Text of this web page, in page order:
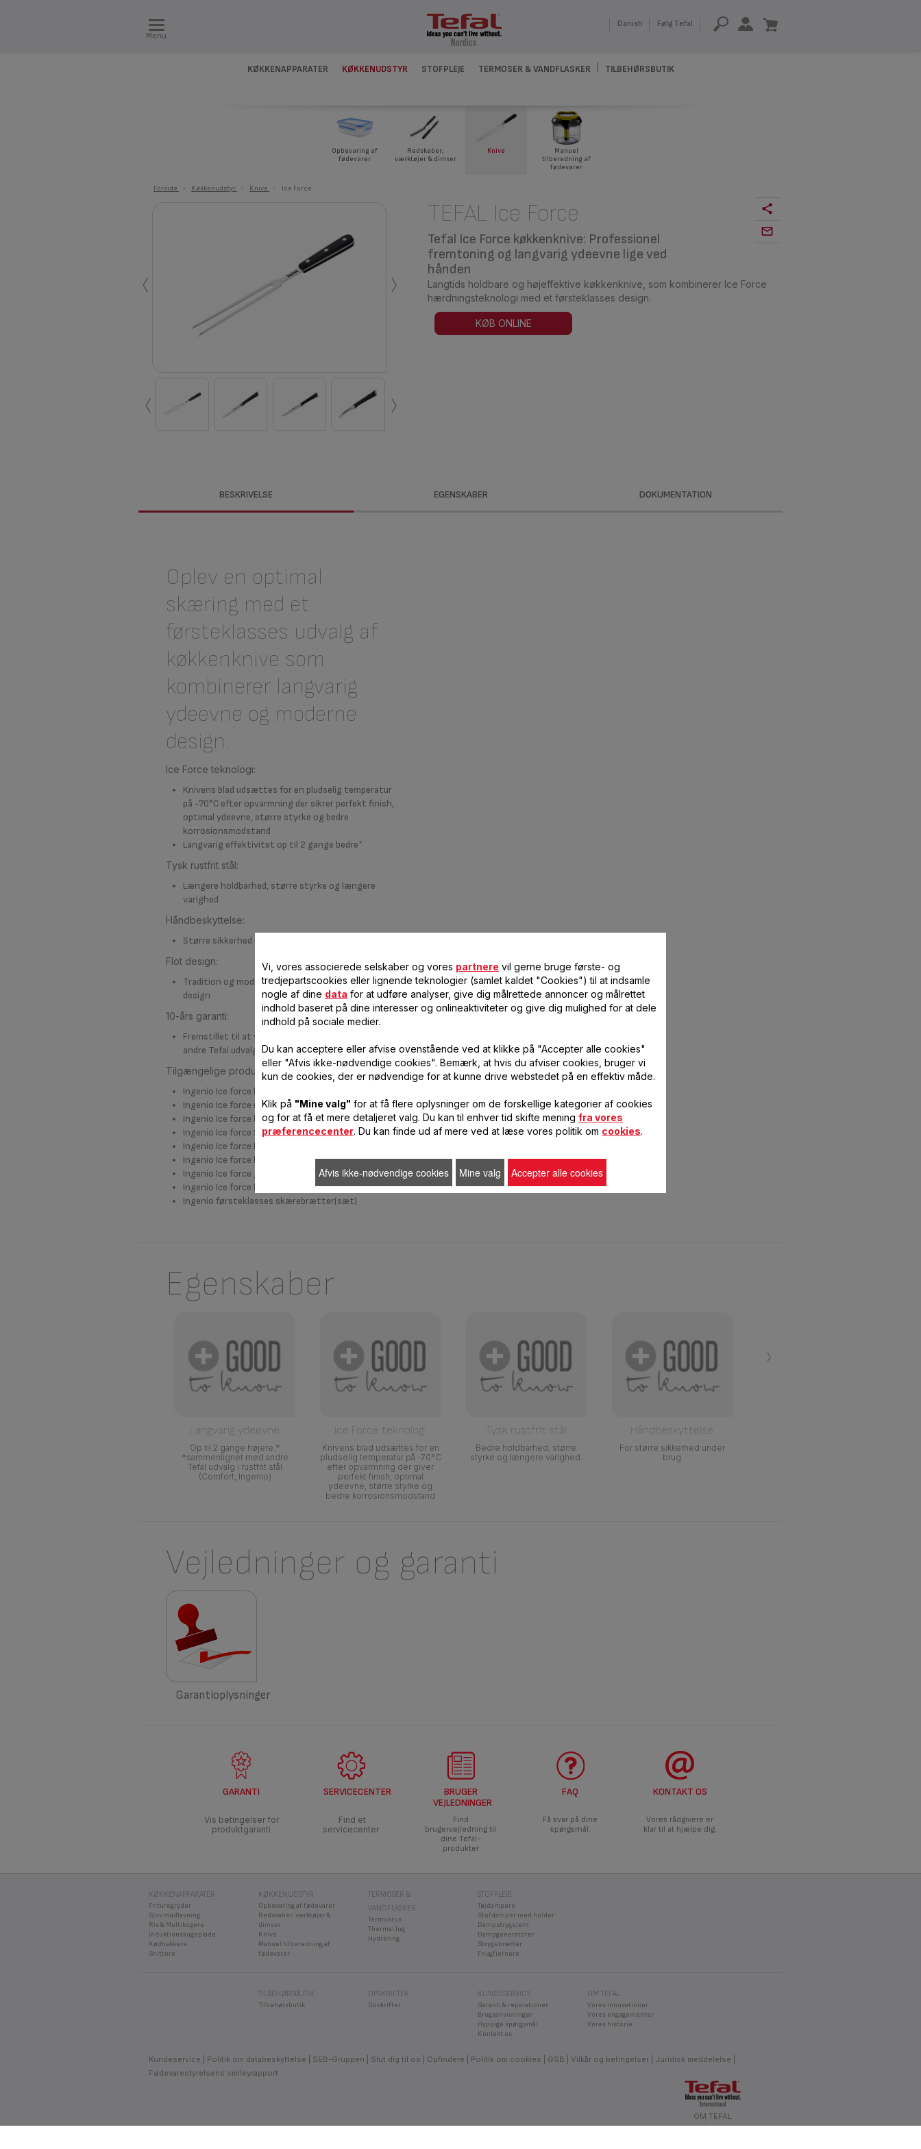
Menu
Danish Følg Tefal
KØKKENAPPARATER KØKKENUDSTYR STOFPLEJE TERMOSER & VANDFLASKER TILBEHØRSBUTIK
Opbevaring af
fødevarer
Redskaber,
værktøjer & dimser
Knive
Manuel
tilberedning af
fødevarer
Forside Køkkenudstyr Knive Ice Force
‹ ›
‹ ›
TEFAL Ice Force
Tefal Ice Force køkkenknive: Professionel
fremtoning og langvarig ydeevne lige ved
hånden
Langtids holdbare og højeffektive køkkenknive, som kombinerer Ice Force
hærdningsteknologi med et førsteklasses design.
KØB ONLINE
BESKRIVELSE EGENSKABER DOKUMENTATION
Oplev en optimal
skæring med et
førsteklasses udvalg af
køkkenknive som
kombinerer langvarig
ydeevne og moderne
design.
Ice Force teknologi:
Knivens blad udsættes for en pludselig temperatur
på -70°C efter opvarmning der sikrer perfekt finish,
optimal ydeevne, større styrke og bedre
korrosionsmodstand
Langvarig effektivitet op til 2 gange bedre*
Tysk rustfrit stål:
Længere holdbarhed, større styrke og længere
varighed
Håndbeskyttelse:
Større sikkerhed under brug
Flot design:
Tradition og modernitet føres sammen i et elegant
design
10-års garanti:
Fremstillet til at vare længe *sammenlignet med
andre Tefal udvalg i rustfrit stål (Comfort, Ingenio)
Tilgængelige produkter i dette udvalg:
Ingenio Ice force kokkekniv 20 cm
Ingenio Ice force udskæringskniv 20 cm
Ingenio Ice force brødkniv
Ingenio Ice force Santoku kniv
Ingenio Ice force knivopbevaring
Ingenio Ice force lommekniv
Ingenio Ice force grønsagskniv
Ingenio Ice force bøfknive(sæt)
Ingenio førsteklasses skærebrætter(sæt)
Egenskaber
Langvarig ydeevne
Op til 2 gange højere.*
*sammenlignet med andre
Tefal udvalg i rustfrit stål
(Comfort, Ingenio)
Ice Force teknologi
Knivens blad udsættes for en
pludselig temperatur på -70°C
efter opvarmning der giver
perfekt finish, optimal
ydeevne, større styrke og
bedre korrosionsmodstand
Tysk rustfrit stål
Bedre holdbarhed, større
styrke og længere varighed.
Håndbeskyttelse
For større sikkerhed under
brug
›
Vejledninger og garanti
Garantioplysninger
GARANTI
Vis betingelser for
produktgaranti
SERVICECENTER
Find et
servicecenter
BRUGER
VEJLEDNINGER
Find
brugervejledning til
dine Tefal-
produkter
FAQ
Få svar på dine
spørgsmål.
KONTAKT OS
Vores rådgivere er
klar til at hjælpe dig.
KØKKENAPPARATER
Frituregryder
Sjov madlavning
Ris & Multikogere
Induktionskogeplade
Kødhakkere
Snittere
KØKKENUDSTYR
Opbevaring af fødevarer
Redskaber, værktøjer &
dimser
Knive
Manuel tilberedning af
fødevarer
TERMOSER &
VANDFLASKER
Termokrus
Thermal Jug
Hydrering
STOFPLEJE
Tøjdampere
Stofdamper med holder
Dampstrygejern
Dampgeneratorer
Strygebrætter
Fnugfjernere
TILBEHØRSBUTIK
Tilbehørsbutik
OPSKRIFTER
Opskrifter
KUNDESERVICE
Garanti & reparationer
Brugsanvisninger
Hyppige spørgsmål
Kontakt os
OM TEFAL
Vores innovationer
Vores engagementer
Vores historie
Kundeservice Politik om databeskyttelse SEB-Gruppen Slut dig til os Opfindere Politik om cookies GSB Vilkår og betingelser
Juridisk meddelelse
Fødevarestyrelsens smileyrapport
OM TEFAL
Vi, vores associerede selskaber og vores partnere vil gerne bruge første- og
tredjepartscookies eller lignende teknologier (samlet kaldet "Cookies") til at indsamle
nogle af dine data for at udføre analyser, give dig målrettede annoncer og målrettet
indhold baseret på dine interesser og onlineaktiviteter og give dig mulighed for at dele
indhold på sociale medier.
Du kan acceptere eller afvise ovenstående ved at klikke på "Accepter alle cookies"
eller "Afvis ikke-nødvendige cookies". Bemærk, at hvis du afviser cookies, bruger vi
kun de cookies, der er nødvendige for at kunne drive webstedet på en effektiv måde.
Klik på "Mine valg" for at få flere oplysninger om de forskellige kategorier af cookies
og for at få et mere detaljeret valg. Du kan til enhver tid skifte mening fra vores
præferencecenter. Du kan finde ud af mere ved at læse vores politik om cookies.
Afvis ikke-nødvendige cookies Mine valg Accepter alle cookies